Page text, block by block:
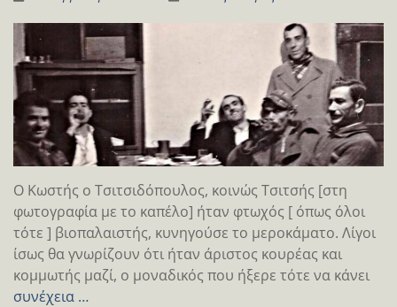
Ο Κωστής ο Τσιτσιδόπουλος, κοινώς Τσιτσής [στη
φωτογραφία με το καπέλο] ήταν φτωχός [ όπως όλοι
τότε ] βιοπαλαιστής, κυνηγούσε το μεροκάματο. Λίγοι
ίσως θα γνωρίζουν ότι ήταν άριστος κουρέας και
κομμωτής μαζί, ο μοναδικός που ήξερε τότε να κάνει
συνέχεια …